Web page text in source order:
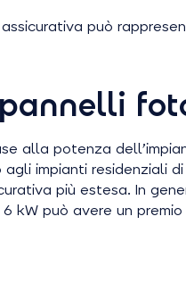
può
alla potenza
impianti residenziali
più estesa. In
può avere un